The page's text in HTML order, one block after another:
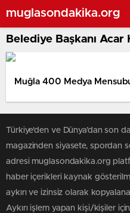
muglasondakika.org
Belediye Başkanı Acar
Muğla 400 Medya
Türkiye'den ve Dünya’dan son
magazinden siyasete, spordan
adresi muglasondakika.org
haber içerikleri kaynak
aykırı ve izinsiz olarak
Aykırı işlem yapan kişi/kişiler